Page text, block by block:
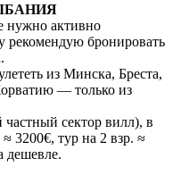
нужно активно
рекомендую бронировать
из Минска, Бреста,
— только из
сектор вилл), в
3200€, тур на 2 взр. ≈
дешевле.